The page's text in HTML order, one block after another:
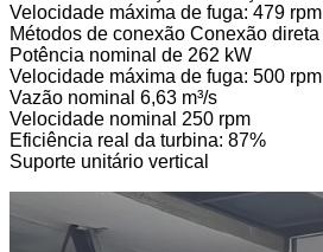
Velocidade máxima de fuga: 479 rpm
Métodos de conexão Conexão direta
Potência nominal de 262 kW
Velocidade máxima de fuga: 500 rpm
Vazão nominal 6,63 m³/s
Velocidade nominal 250 rpm
Eficiência real da turbina: 87%
Suporte unitário vertical